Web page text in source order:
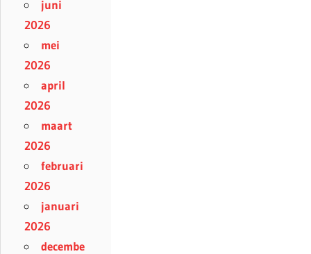
juni
2026
mei
2026
april
2026
maart
2026
februari
2026
januari
2026
decembe